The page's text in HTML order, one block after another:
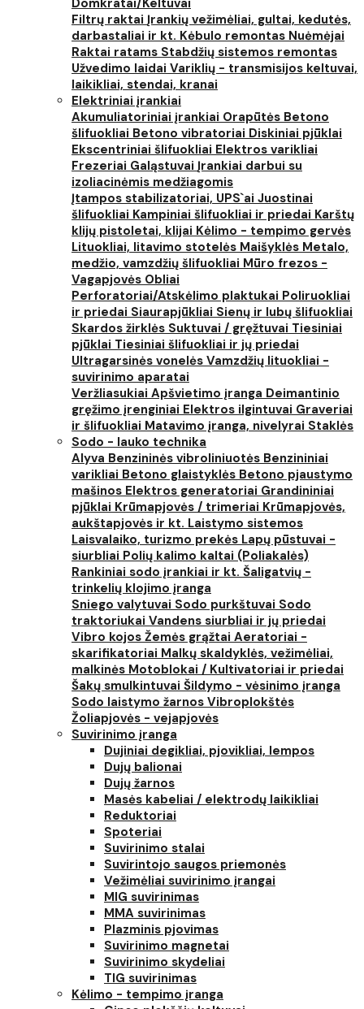
Domkratai/Keltuvai
Filtrų raktai Įrankių vežimėliai, gultai, kedutės,
darbastaliai ir kt. Kėbulo remontas Nuėmėjai
Raktai ratams Stabdžių sistemos remontas
Užvedimo laidai Variklių - transmisijos keltuvai,
laikikliai, stendai, kranai
Elektriniai įrankiai
Akumuliatoriniai įrankiai Orapūtės Betono
šlifuokliai Betono vibratoriai Diskiniai pjūklai
Ekscentriniai šlifuokliai Elektros varikliai
Frezeriai Galąstuvai Įrankiai darbui su
izoliacinėmis medžiagomis
Įtampos stabilizatoriai, UPS`ai Juostinai
šlifuokliai Kampiniai šlifuokliai ir priedai Karštų
klijų pistoletai, klijai Kėlimo - tempimo gervės
Lituokliai, litavimo stotelės Maišyklės Metalo,
medžio, vamzdžių šlifuokliai Mūro frezos -
Vagapjovės Obliai
Perforatoriai/Atskėlimo plaktukai Poliruokliai
ir priedai Siaurapjūkliai Sienų ir lubų šlifuokliai
Skardos žirklės Suktuvai / gręžtuvai Tiesiniai
pjūklai Tiesiniai šlifuokliai ir jų priedai
Ultragarsinės vonelės Vamzdžių lituokliai -
suvirinimo aparatai
Veržliasukiai Apšvietimo įranga Deimantinio
gręžimo įrenginiai Elektros ilgintuvai Graveriai
ir šlifuokliai Matavimo įranga, nivelyrai Staklės
Sodo - lauko technika
Alyva Benzininės vibroliniuotės Benzininiai
varikliai Betono glaistyklės Betono pjaustymo
mašinos Elektros generatoriai Grandininiai
pjūklai Krūmapjovės / trimeriai Krūmapjovės,
aukštapjovės ir kt. Laistymo sistemos
Laisvalaiko, turizmo prekės Lapų pūstuvai -
siurbliai Polių kalimo kaltai (Poliakalės)
Rankiniai sodo įrankiai ir kt. Šaligatvių -
trinkelių klojimo įranga
Sniego valytuvai Sodo purkštuvai Sodo
traktoriukai Vandens siurbliai ir jų priedai
Vibro kojos Žemės grąžtai Aeratoriai -
skarifikatoriai Malkų skaldyklės, vežimėliai,
malkinės Motoblokai / Kultivatoriai ir priedai
Šakų smulkintuvai Šildymo - vėsinimo įranga
Sodo laistymo žarnos Vibroplokštės
Žoliapjovės - vejapjovės
Suvirinimo įranga
Dujiniai degikliai, pjovikliai, lempos
Dujų balionai
Dujų žarnos
Masės kabeliai / elektrodų laikikliai
Reduktoriai
Spoteriai
Suvirinimo stalai
Suvirintojo saugos priemonės
Vežimėliai suvirinimo įrangai
MIG suvirinimas
MMA suvirinimas
Plazminis pjovimas
Suvirinimo magnetai
Suvirinimo skydeliai
TIG suvirinimas
Kėlimo - tempimo įranga